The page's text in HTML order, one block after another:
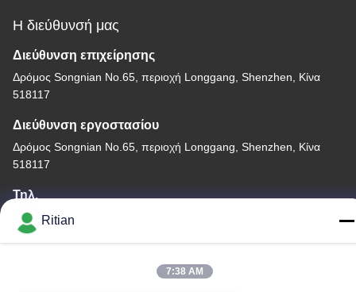
Η διεύθυνσή μας
Διεύθυνση επιχείρησης
Δρόμος Songnian No.65, περιοχή Longgang, Shenzhen, Κίνα
518117
Διεύθυνση εργοστασίου
Δρόμος Songnian No.65, περιοχή Longgang, Shenzhen, Κίνα
518117
Τηλ.
+86-755-84080323
Ritian
7:38 AM